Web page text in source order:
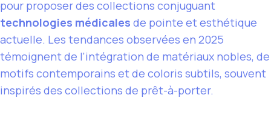
pour proposer des collections conjuguant
technologies médicales de pointe et esthétique
actuelle. Les tendances observées en 2025
témoignent de l’intégration de matériaux nobles, de
motifs contemporains et de coloris subtils, souvent
inspirés des collections de prêt-à-porter.